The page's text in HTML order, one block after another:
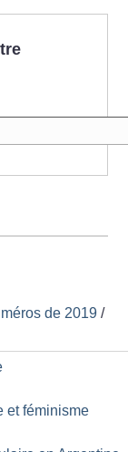
de 2019 /
et féminisme